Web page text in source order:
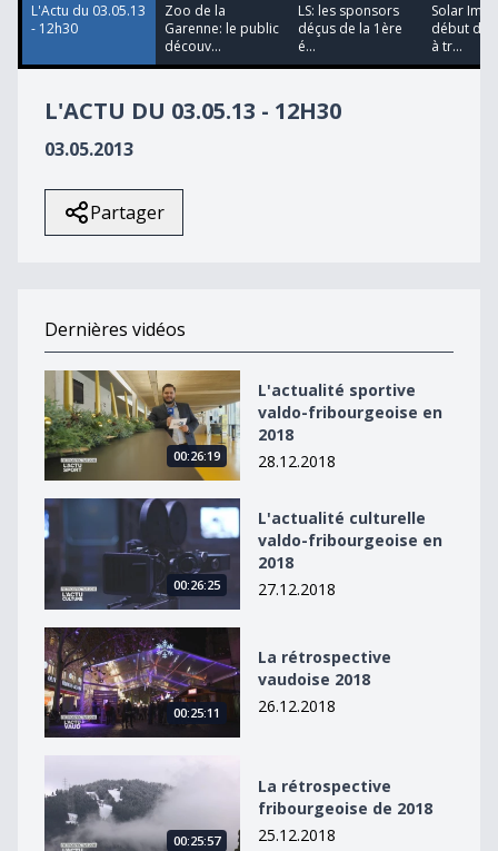
L'Actu du 03.05.13
- 12h30
Zoo de la
Garenne: le public
découv...
LS: les sponsors
déçus de la 1ère
é...
Solar
début du
à tr...
L'ACTU DU 03.05.13 - 12H30
03.05.2013
Partager
Dernières vidéos
L&#039;actualité sportive valdo-fribourgeoise en 2018
00:26:19
L'actualité sportive
valdo-fribourgeoise en
2018
28.12.2018
L&#039;actualité culturelle valdo-fribourgeoise en
00:26:25
L'actualité culturelle
valdo-fribourgeoise en
2018
27.12.2018
La rétrospective vaudoise 2018
00:25:11
La rétrospective
vaudoise 2018
26.12.2018
00:25:57
La rétrospective
fribourgeoise de 2018
25.12.2018